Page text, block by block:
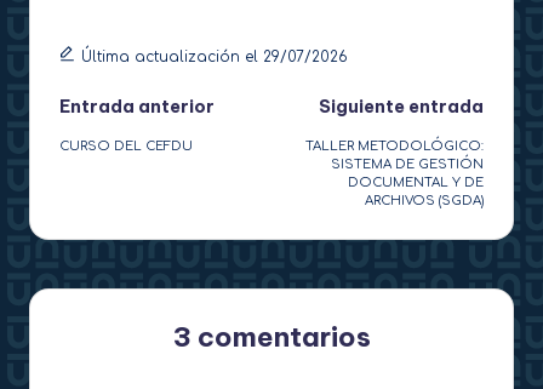
Última actualización el 29/07/2026
Navegación
de
Entrada anterior
CURSO DEL CEFDU
Siguiente entrada
TALLER METODOLÓGICO:
SISTEMA DE GESTIÓN
DOCUMENTAL Y DE
ARCHIVOS (SGDA)
3 comentarios